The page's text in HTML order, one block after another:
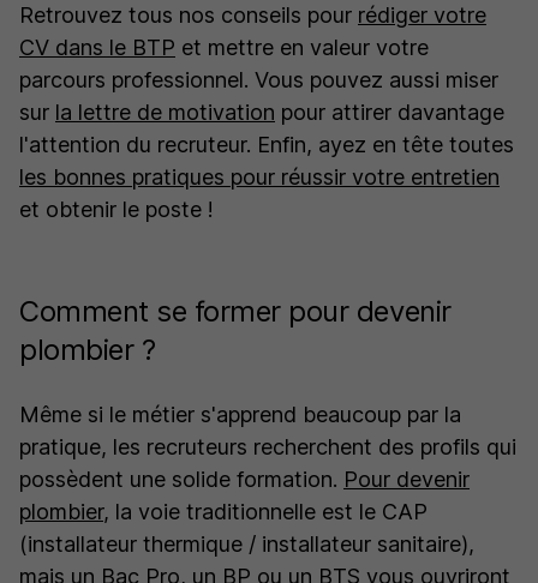
Retrouvez tous nos conseils pour rédiger votre
CV dans le BTP et mettre en valeur votre
parcours professionnel. Vous pouvez aussi miser
sur la lettre de motivation pour attirer davantage
l'attention du recruteur. Enfin, ayez en tête toutes
les bonnes pratiques pour réussir votre entretien
et obtenir le poste !
Comment se former pour devenir
plombier ?
Même si le métier s'apprend beaucoup par la
pratique, les recruteurs recherchent des profils qui
possèdent une solide formation. Pour devenir
plombier, la voie traditionnelle est le CAP
(installateur thermique / installateur sanitaire),
mais un Bac Pro, un BP ou un BTS vous ouvriront